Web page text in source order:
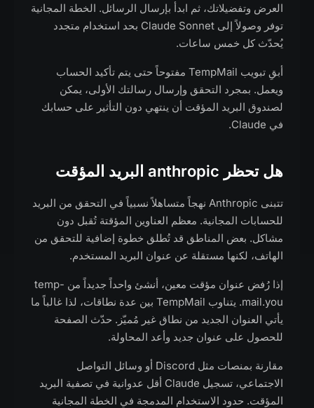
العرض وتفضيلاتك، ثم ابدأ بإرسال الرسائل. الخطة المجانية
توفر وصولاً إلى Claude Sonnet بحد استخدام متجدد
يُحدّث كل خمس ساعات.
أبقِ تبويب TempMail مفتوحاً حتى يتم تأكيد الحساب
ويعمل. بمجرد التحقق وإرسال رسالتك الأولى، يمكن
لصندوق البريد المؤقت أن ينتهي دون التأثير على حسابك
في Claude.
هل تحظر anthropic البريد المؤقت
تتبنى Anthropic نهجاً متساهلاً نسبياً في التحقق من البريد
للحسابات المجانية. معظم العناوين المؤقتة تُقبل دون
مشاكل. بعض المناطق قد تُطلق خطوة إضافية للتحقق من
الهاتف، لكنها مستقلة عن عنوان البريد المستخدم.
إذا رُفض عنوان مؤقت معين، أنشئ واحداً جديداً من temp-
mail.you. يتناوب TempMail بين عدة نطاقات، لذا غالباً ما
يأتي العنوان الجديد من نطاق غير مُميّز. حدّث الصفحة
للحصول على عنوان جديد وأعد المحاولة.
مقارنة بمنصات مثل Discord أو وسائل التواصل
الاجتماعي، تسجيل Claude أقل عدوانية في تصفية البريد
المؤقت. حدود الاستخدام المدمجة في الخطة المجانية